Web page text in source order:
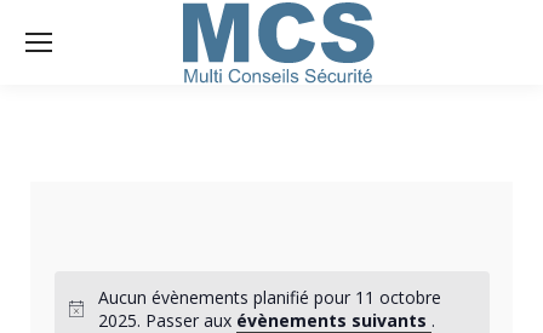
Aucun évènements planifié pour 11 octobre
2025. Passer aux évènements suivants .